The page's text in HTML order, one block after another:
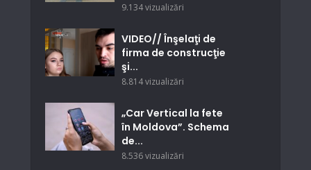
9.134 vizualizări
VIDEO// Înşelaţi de
firma de construcţie
şi...
8.814 vizualizări
„Car Vertical la fete
în Moldova”. Schema
de...
8.536 vizualizări